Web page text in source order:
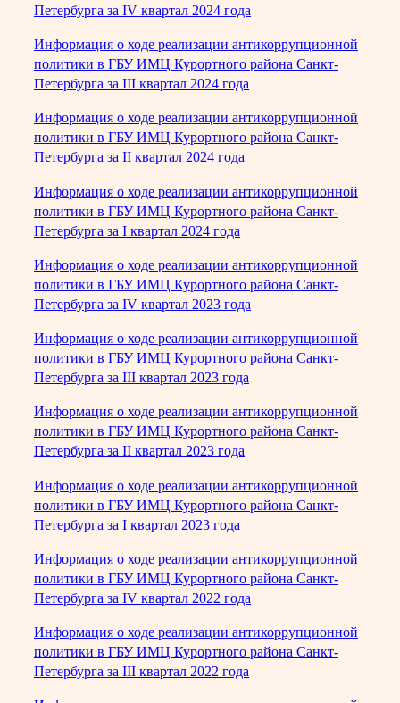
Петербурга за IV квартал 2024 года
Информация о ходе реализации антикоррупционной
политики в ГБУ ИМЦ Курортного района Санкт-
Петербурга за III квартал 2024 года
Информация о ходе реализации антикоррупционной
политики в ГБУ ИМЦ Курортного района Санкт-
Петербурга за II квартал 2024 года
Информация о ходе реализации антикоррупционной
политики в ГБУ ИМЦ Курортного района Санкт-
Петербурга за I квартал 2024 года
Информация о ходе реализации антикоррупционной
политики в ГБУ ИМЦ Курортного района Санкт-
Петербурга за IV квартал 2023 года
Информация о ходе реализации антикоррупционной
политики в ГБУ ИМЦ Курортного района Санкт-
Петербурга за III квартал 2023 года
Информация о ходе реализации антикоррупционной
политики в ГБУ ИМЦ Курортного района Санкт-
Петербурга за II квартал 2023 года
Информация о ходе реализации антикоррупционной
политики в ГБУ ИМЦ Курортного района Санкт-
Петербурга за I квартал 2023 года
Информация о ходе реализации антикоррупционной
политики в ГБУ ИМЦ Курортного района Санкт-
Петербурга за IV квартал 2022 года
Информация о ходе реализации антикоррупционной
политики в ГБУ ИМЦ Курортного района Санкт-
Петербурга за III квартал 2022 года